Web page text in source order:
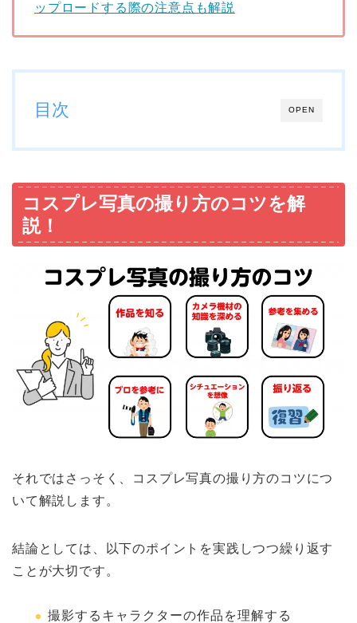
ップロードする際の注意点も解説
OPEN
目次
コスプレ写真の撮り方のコツを解
説！
それではさっそく、コスプレ写真の撮り方のコツにつ
いて解説します。
結論としては、以下のポイントを実践しつつ繰り返す
ことが大切です。
撮影するキャラクターの作品を理解する